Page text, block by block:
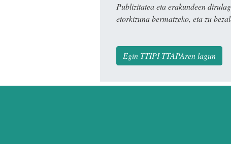
Publizitatea eta erakundeen
etorkizuna bermatzeko, eta zu
Egin TTIPI-TTAPAren lagun